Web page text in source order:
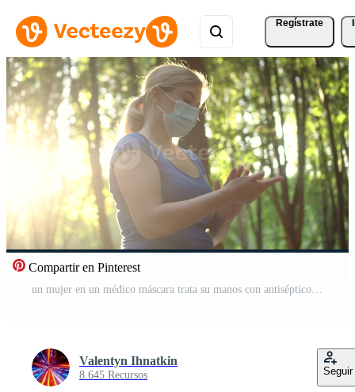
Regístrate
Compartir en Pinterest
un mujer en un médico máscara trata su manos con antiséptico 03
Valentyn Ihnatkin
8.645 Recursos Seguir